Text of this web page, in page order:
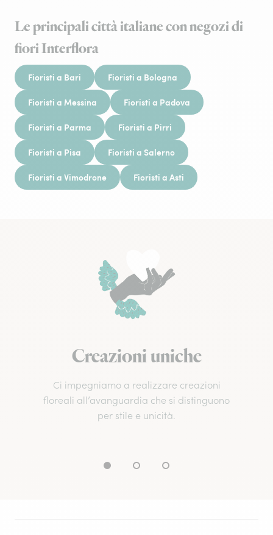
Le principali città italiane con negozi di
fiori Interflora
Fioristi a Bari Fioristi a Bologna
Fioristi a Messina Fioristi a Padova
Fioristi a Parma Fioristi a Pirri
Fioristi a Pisa Fioristi a Salerno
Fioristi a Vimodrone Fioristi a Asti
Creazioni uniche
Ci impegniamo a realizzare creazioni
floreali all’avanguardia che si distinguono
per stile e unicità.